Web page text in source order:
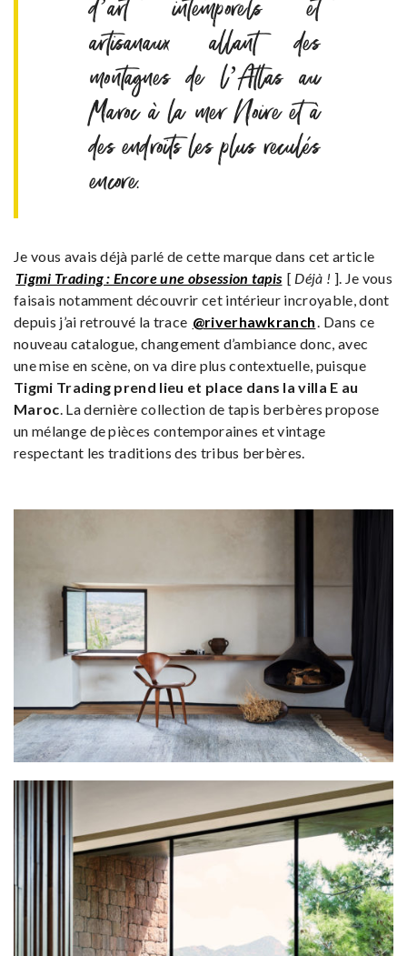
d’art intemporels et
artisanaux allant des
montagnes de l’Atlas au
Maroc à la mer Noire et à
des endroits les plus reculés
encore.
Je vous avais déjà parlé de cette marque dans cet article
Tigmi Trading : Encore une obsession tapis [ Déjà ! ]. Je vous
faisais notamment découvrir cet intérieur incroyable, dont
depuis j’ai retrouvé la trace @riverhawkranch. Dans ce
nouveau catalogue, changement d’ambiance donc, avec
une mise en scène, on va dire plus contextuelle, puisque
Tigmi Trading prend lieu et place dans la villa E au
Maroc. La dernière collection de tapis berbères propose
un mélange de pièces contemporaines et vintage
respectant les traditions des tribus berbères.